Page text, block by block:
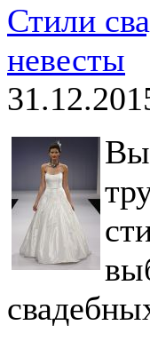
Стили
невесты